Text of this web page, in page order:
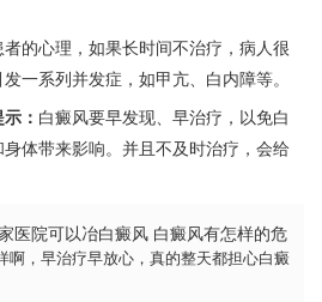
心理，如果长时间不治疗，病人很
一系列并发症，如甲亢、白内障等。
： 白癜风要早发现、早治疗，以免白
体带来影响。并且不及时治疗，会给
医院可以冶白癜风 白癜风有怎样的危
啊，早治疗早放心，真的整天都担心白癜